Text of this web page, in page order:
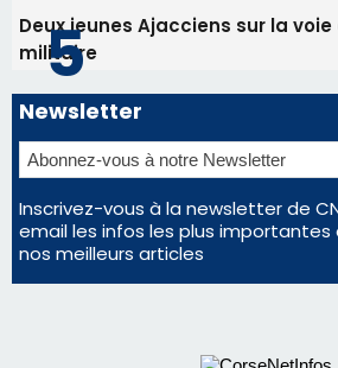
Régie publicitaire
Nous contacter
© 2026 corsenetinfos